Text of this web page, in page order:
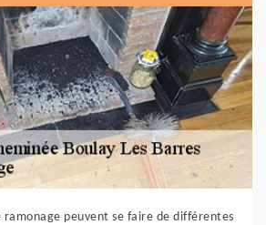
ramonage peuvent se faire de différentes